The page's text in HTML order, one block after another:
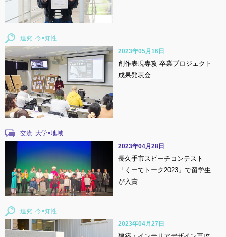
追究
創作表現専攻 卒業プロジェクト
成果発表会
2023年05月16日
交流
長久手市スピーチコンテスト
「くーてトーク2023」で留学生
が入賞
2023年04月28日
追究
2023年04月27日